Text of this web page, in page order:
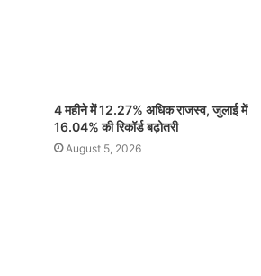
4 महीने में 12.27% अधिक राजस्व, जुलाई में
16.04% की रिकॉर्ड बढ़ोतरी
August 5, 2026